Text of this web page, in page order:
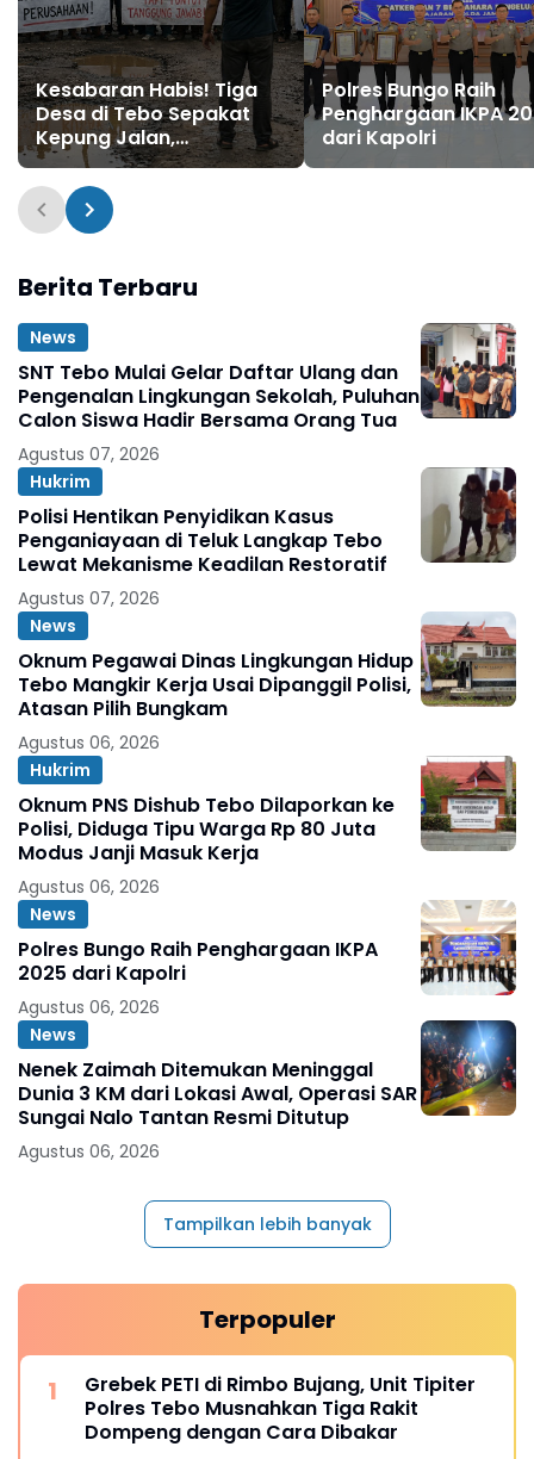
Kesabaran Habis! Tiga
Desa di Tebo Sepakat
Kepung Jalan,
Perusahaan Diultimatum
Bertanggung Jawab
Polres Bungo Raih
Penghargaan IKPA
dari Kapolri
Berita Terbaru
News
SNT Tebo Mulai Gelar Daftar Ulang dan
Pengenalan Lingkungan Sekolah, Puluhan
Calon Siswa Hadir Bersama Orang Tua
Agustus 07, 2026
Hukrim
Polisi Hentikan Penyidikan Kasus
Penganiayaan di Teluk Langkap Tebo
Lewat Mekanisme Keadilan Restoratif
Agustus 07, 2026
News
Oknum Pegawai Dinas Lingkungan Hidup
Tebo Mangkir Kerja Usai Dipanggil Polisi,
Atasan Pilih Bungkam
Agustus 06, 2026
Hukrim
Oknum PNS Dishub Tebo Dilaporkan ke
Polisi, Diduga Tipu Warga Rp 80 Juta
Modus Janji Masuk Kerja
Agustus 06, 2026
News
Polres Bungo Raih Penghargaan IKPA
2025 dari Kapolri
Agustus 06, 2026
News
Nenek Zaimah Ditemukan Meninggal
Dunia 3 KM dari Lokasi Awal, Operasi SAR
Sungai Nalo Tantan Resmi Ditutup
Agustus 06, 2026
Tampilkan lebih banyak
Terpopuler
Grebek PETI di Rimbo Bujang, Unit Tipiter
Polres Tebo Musnahkan Tiga Rakit
Dompeng dengan Cara Dibakar